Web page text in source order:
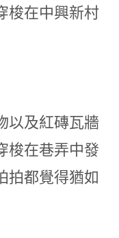
梭在中興新村
以及紅磚瓦牆
梭在巷弄中發
拍都覺得猶如